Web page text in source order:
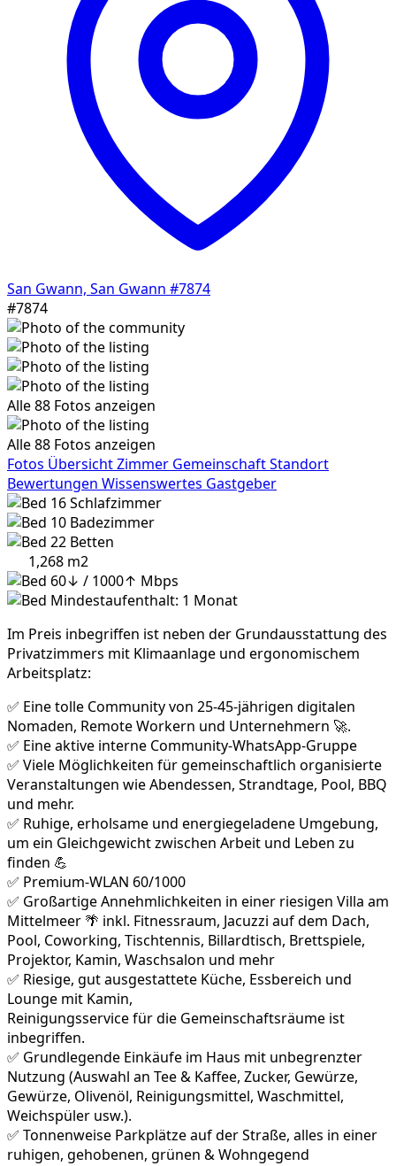
San Gwann, San Gwann #7874
#7874
Alle 88 Fotos anzeigen
Alle 88 Fotos anzeigen
Fotos ÜbersichtZimmer GemeinschaftStandort
Bewertungen Wissenswertes Gastgeber
16Schlafzimmer
10 Badezimmer
22 Betten
1,268 m2
60↓ / 1000↑ Mbps
Mindestaufenthalt: 1 Monat
Im Preis inbegriffen ist neben der Grundausstattung des
Privatzimmers mit Klimaanlage und ergonomischem
Arbeitsplatz:
✅ Eine tolle Community von 25-45-jährigen digitalen
Nomaden, Remote Workern und Unternehmern 🚀.
✅ Eine aktive interne Community-WhatsApp-Gruppe
✅ Viele Möglichkeiten für gemeinschaftlich organisierte
Veranstaltungen wie Abendessen, Strandtage, Pool, BBQ
und mehr.
✅ Ruhige, erholsame und energiegeladene Umgebung,
um ein Gleichgewicht zwischen Arbeit und Leben zu
finden 💪
✅ Premium-WLAN 60/1000
✅ Großartige Annehmlichkeiten in einer riesigen Villa am
Mittelmeer 🌴 inkl. Fitnessraum, Jacuzzi auf dem Dach,
Pool, Coworking, Tischtennis, Billardtisch, Brettspiele,
Projektor, Kamin, Waschsalon und mehr
✅ Riesige, gut ausgestattete Küche, Essbereich und
Lounge mit Kamin,
Reinigungsservice für die Gemeinschaftsräume ist
inbegriffen.
✅ Grundlegende Einkäufe im Haus mit unbegrenzter
Nutzung (Auswahl an Tee & Kaffee, Zucker, Gewürze,
Gewürze, Olivenöl, Reinigungsmittel, Waschmittel,
Weichspüler usw.).
✅ Tonnenweise Parkplätze auf der Straße, alles in einer
ruhigen, gehobenen, grünen & Wohngegend